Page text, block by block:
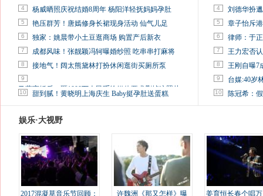
4 杨威晒照庆祝结婚8周年 杨阳洋轻抚妈妈孕肚
5 艳压群芳！唐嫣修身长裙现身活动 仙气儿足
6 独家：姚晨带小土豆逛商场 购置产后新衣
7 成都风味！张靓颖冯轲曝婚纱照 吃串串打麻将
8 接地气！阔太熊黛林打扮休闲逛街买厕所泵
9
马蓉离婚后，砸1000万人民币给媒体要求删掉这照片
10 甜到腻！黄晓明上海庆生 Baby挺孕肚送蛋糕
4 刘德华扮
5 章子怡斥
6 律师：于
7 王力宏否
8 王刚自曝7
9 台媒:40岁
10 陈冠希：
娱乐·大视野
2017混凝草音乐节回顾：
许魏洲《那又怎样》曝
姜育恒长春个唱